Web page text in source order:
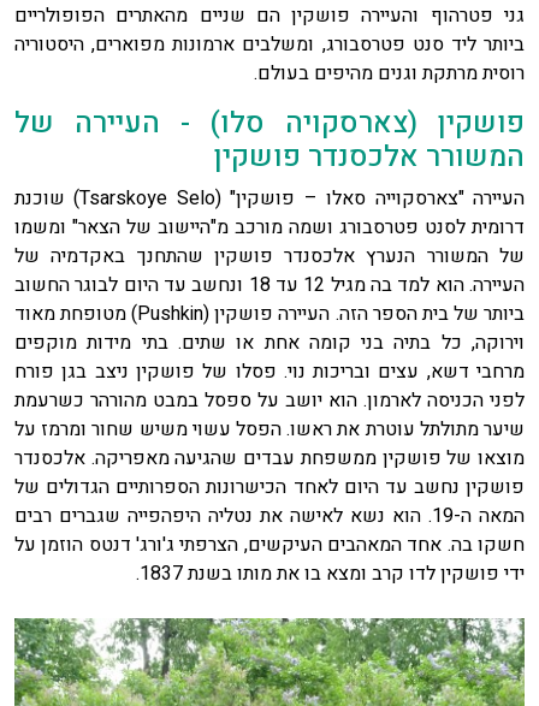
גני פטרהוף והעיירה פושקין הם שניים מהאתרים הפופולריים
ביותר ליד סנט פטרסבורג, ומשלבים ארמונות מפוארים, היסטוריה
רוסית מרתקת וגנים מהיפים בעולם.
פושקין (צארסקויה סלו) - העיירה של
המשורר אלכסנדר פושקין
העיירה "צארסקוייה סאלו – פושקין" (Tsarskoye Selo) שוכנת
דרומית לסנט פטרסבורג ושמה מורכב מ"היישוב של הצאר" ומשמו
של המשורר הנערץ אלכסנדר פושקין שהתחנך באקדמיה של
העיירה. הוא למד בה מגיל 12 עד 18 ונחשב עד היום לבוגר החשוב
ביותר של בית הספר הזה. העיירה פושקין (Pushkin) מטופחת מאוד
וירוקה, כל בתיה בני קומה אחת או שתים. בתי מידות מוקפים
מרחבי דשא, עצים ובריכות נוי. פסלו של פושקין ניצב בגן פורח
לפני הכניסה לארמון. הוא יושב על ספסל במבט מהורהר כשרעמת
שיער מתולתל עוטרת את ראשו. הפסל עשוי משיש שחור ומרמז על
מוצאו של פושקין ממשפחת עבדים שהגיעה מאפריקה. אלכסנדר
פושקין נחשב עד היום לאחד הכישרונות הספרותיים הגדולים של
המאה ה-19. הוא נשא לאישה את נטליה היפהפייה שגברים רבים
חשקו בה. אחד המאהבים העיקשים, הצרפתי ג'ורג' דנטס הוזמן על
ידי פושקין לדו קרב ומצא בו את מותו בשנת 1837.